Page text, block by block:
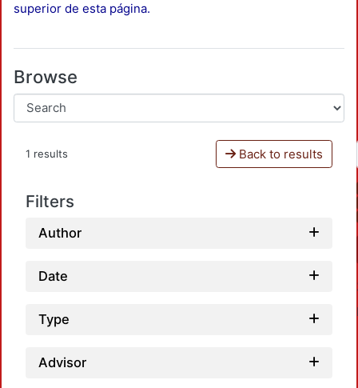
superior de esta página.
Browse
1 results Back to results
Filters
Author
Date
Type
Advisor